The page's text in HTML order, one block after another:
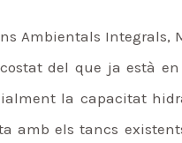
Ambientals
del que ja està
la capacitat
amb els tancs